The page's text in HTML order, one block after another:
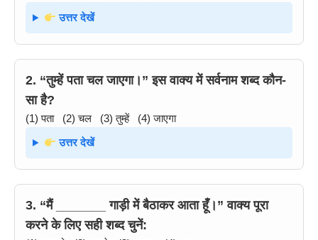
उत्तर देखें
2. “तुम्हें पता चल जाएगा।” इस वाक्य में सर्वनाम शब्द कौन-
सा है?
(1) पता (2) चल (3) तुम्हें (4) जाएगा
उत्तर देखें
3. “मैं _______ गाड़ी में बैठाकर आता हूँ।” वाक्य पूरा
करने के लिए सही शब्द चुनें: